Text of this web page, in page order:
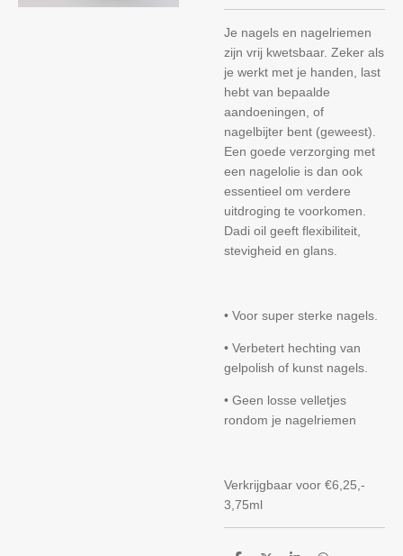
Je nagels en nagelriemen
zijn vrij kwetsbaar. Zeker als
je werkt met je handen, last
hebt van bepaalde
aandoeningen, of
nagelbijter bent (geweest).
Een goede verzorging met
een nagelolie is dan ook
essentieel om verdere
uitdroging te voorkomen.
Dadi oil geeft flexibiliteit,
stevigheid en glans.
• Voor super sterke nagels.
• Verbetert hechting van
gelpolish of kunst nagels.
• Geen losse velletjes
rondom je nagelriemen
Verkrijgbaar voor €6,25,-
3,75ml